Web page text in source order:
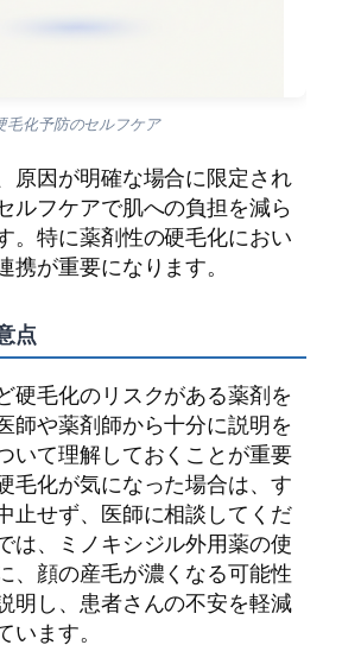
毛化予防のセルフケア
原因が明確な場合に限定され
ルフケアで肌への負担を減ら
。特に薬剤性の硬毛化におい
携が重要になります。
点
硬毛化のリスクがある薬剤を
師や薬剤師から十分に説明を
いて理解しておくことが重要
毛化が気になった場合は、す
止せず、医師に相談してくだ
は、ミノキシジル外用薬の使
、顔の産毛が濃くなる可能性
明し、患者さんの不安を軽減
ます。